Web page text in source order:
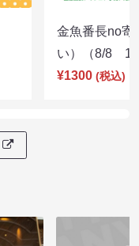
金魚番長no寄
い）（8/8
¥1300 (税込)